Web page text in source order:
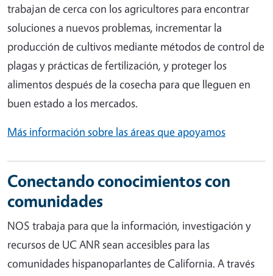
trabajan de cerca con los agricultores para encontrar
soluciones a nuevos problemas, incrementar la
producción de cultivos mediante métodos de control de
plagas y prácticas de fertilización, y proteger los
alimentos después de la cosecha para que lleguen en
buen estado a los mercados.
Más información sobre las áreas que apoyamos
Conectando conocimientos con
comunidades
NOS trabaja para que la información, investigación y
recursos de UC ANR sean accesibles para las
comunidades hispanoparlantes de California. A través